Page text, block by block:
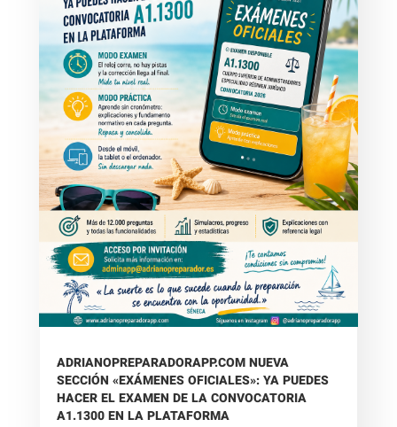
ADRIANOPREPARADORAPP.COM NUEVA
SECCIÓN «EXÁMENES OFICIALES»: YA PUEDES
HACER EL EXAMEN DE LA CONVOCATORIA
A1.1300 EN LA PLATAFORMA